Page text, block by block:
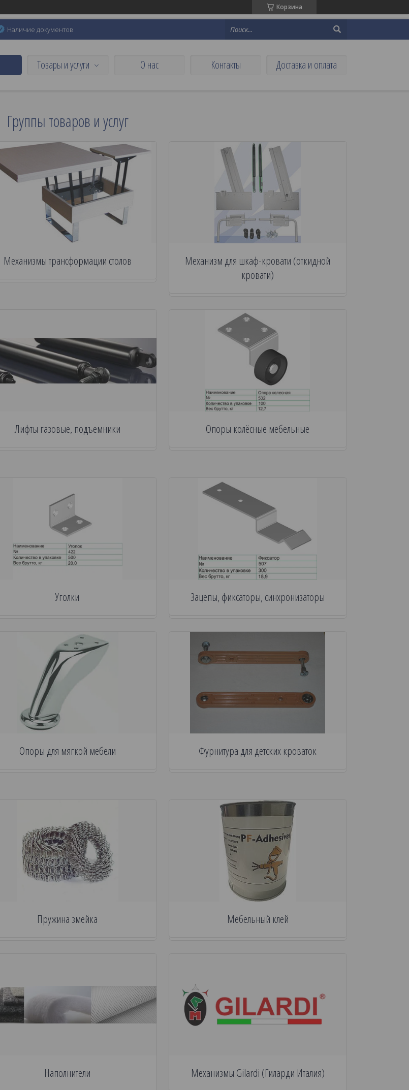
Корзина
Наличие документов
Товары и услуги О нас Контакты Доставка и оплата
Группы товаров и услуг
Механизмы трансформации столов
Механизм для шкаф-кровати (откидной
кровати)
Лифты газовые, подъемники Опоры колёсные мебельные
Уголки Зацепы, фиксаторы, синхронизаторы
Опоры для мягкой мебели Фурнитура для детских кроваток
Пружина змейка Мебельный клей
Наполнители Механизмы Gilardi (Гиларди Италия)